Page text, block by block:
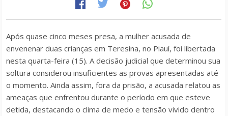
Após quase cinco meses presa, a mulher acusada de
envenenar duas crianças em Teresina, no Piauí, foi libertada
nesta quarta-feira (15). A decisão judicial que determinou sua
soltura considerou insuficientes as provas apresentadas até
o momento. Ainda assim, fora da prisão, a acusada relatou as
ameaças que enfrentou durante o período em que esteve
detida, destacando o clima de medo e tensão vivido dentro